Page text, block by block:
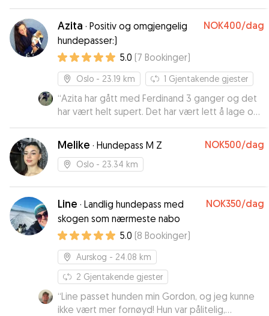
Azita · Positiv og omgjengelig
hundepasser:)
NOK400/dag
5.0 (7 Bookinger)
Oslo - 23.19 km 1 Gjentakende gjester
“Azita har gått med Ferdinand 3 ganger og det
har vært helt supert. Det har vært lett å lage og
holde avtalene med henne og Ferdinand blir
kjempeglad for å se henne! Super hundepasser
som man kan stole på😀”
Melike · Hundepass M Z NOK500/dag
Oslo - 23.34 km
Line · Landlig hundepass med
skogen som nærmeste nabo
NOK350/dag
5.0 (8 Bookinger)
Aurskog - 24.08 km
2 Gjentakende gjester
“Line passet hunden min Gordon, og jeg kunne
ikke vært mer fornøyd! Hun var pålitelig,